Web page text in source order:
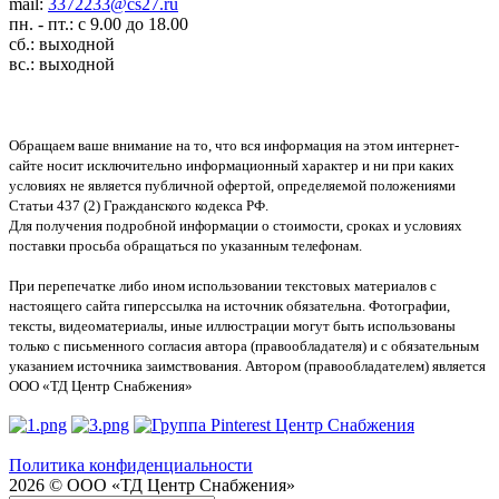
пн. - пт.: с 9.00 до 18.00
сб.: выходной
вс.: выходной
Обращаем ваше внимание на то, что вся информация на этом интернет-
сайте носит исключительно информационный характер и ни при каких
условиях не является публичной офертой, определяемой положениями
Статьи 437 (2) Гражданского кодекса РФ.
Для получения подробной информации о стоимости, сроках и условиях
поставки просьба обращаться по указанным телефонам.
При перепечатке либо ином использовании текстовых материалов с
настоящего сайта гиперссылка на источник обязательна. Фотографии,
тексты, видеоматериалы, иные иллюстрации могут быть использованы
только с письменного согласия автора (правообладателя) и с обязательным
указанием источника заимствования. Автором (правообладателем) является
ООО «ТД Центр Снабжения»
Политика конфиденциальности
2026 © ООО «ТД Центр Снабжения»